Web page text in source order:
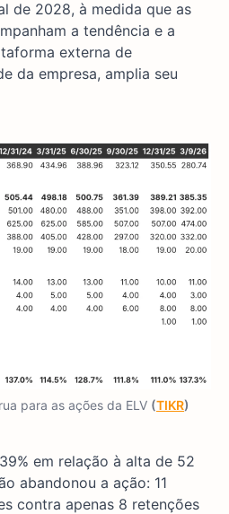
de 2028, à medida que as
a tendência e a
externa de
da empresa, amplia seu
para as ações da ELV (TIKR)
em relação à alta de 52
abandonou a ação: 11
contra apenas 8 retenções